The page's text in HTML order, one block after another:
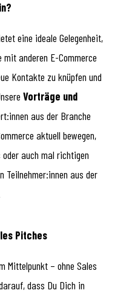
eine ideale Gelegenheit,
anderen E-Commerce
Kontakte zu knüpfen und
Vorträge und
aus der Branche
aktuell bewegen,
auch mal richtigen
aus der
Pitches
Mittelpunkt – ohne Sales
dass Du Dich in